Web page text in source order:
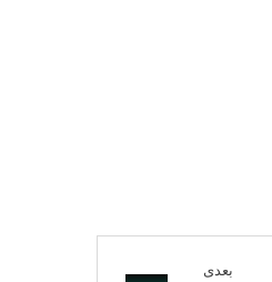
بعدی